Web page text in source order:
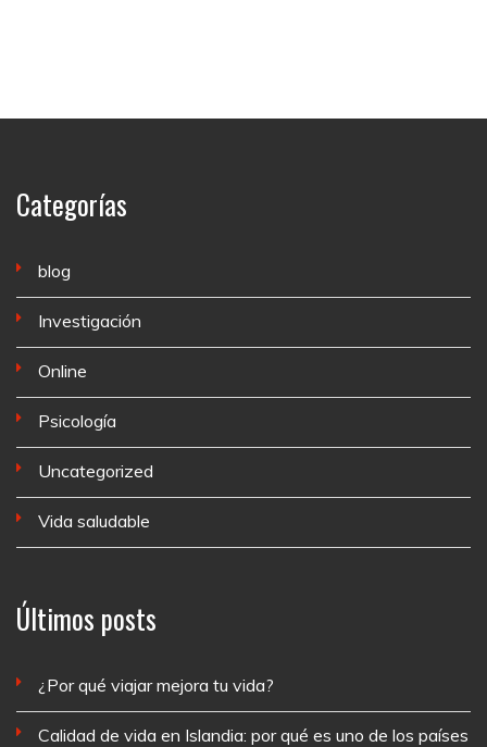
Categorías
blog
Investigación
Online
Psicología
Uncategorized
Vida saludable
Últimos posts
¿Por qué viajar mejora tu vida?
Calidad de vida en Islandia: por qué es uno de los países